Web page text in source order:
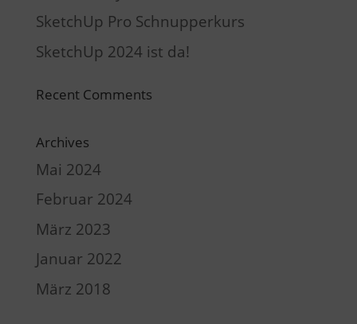
SketchUp Pro Schnupperkurs
SketchUp 2024 ist da!
Recent Comments
Archives
Mai 2024
Februar 2024
März 2023
Januar 2022
März 2018